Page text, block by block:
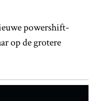
powershift-
op de grotere